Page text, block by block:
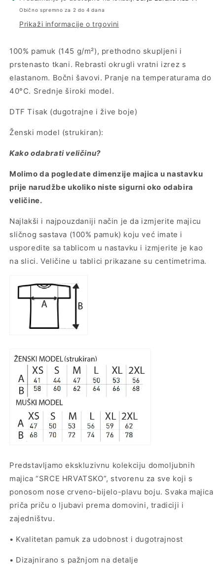
spremni&quot;spremni&quot;
Obično spremno za 2 do 4 dana
Prikaži informacije o trgovini
100% pamuk (145 g/m²), prethodno skupljeni i
prstenasto tkani. Rebrasti okrugli vratni izrez s
elastanom. Bočni šavovi. Pranje na temperaturama do
40°C. Srednje široki model.
DTF Tisak (dugotrajne i žive boje)
Ženski model (strukiran):
Kako odabrati veličinu?
Molimo da pogledate dimenzije majica u nastavku
prije narudžbe ukoliko niste sigurni oko odabira
veličine.
Najlakši i najpouzdaniji način je da izmjerite majicu
sličnog sastava (100% pamuk) koju već imate i
usporedite sa tablicom u nastavku i izmjerite je kao
na slici. Veličine u tablici prikazane su centimetrima.
Predstavljamo ekskluzivnu kolekciju domoljubnih
majica “SRCE HRVATSKO”, stvorenu za sve koji s
ponosom nose crveno-bijelo-plavu boju. Svaka majica
priča priču o ljubavi prema domovini, tradiciji i
zajedništvu.
• Kvalitetan pamuk za udobnost i dugotrajnost
• Dizajnirano s pažnjom na detalje